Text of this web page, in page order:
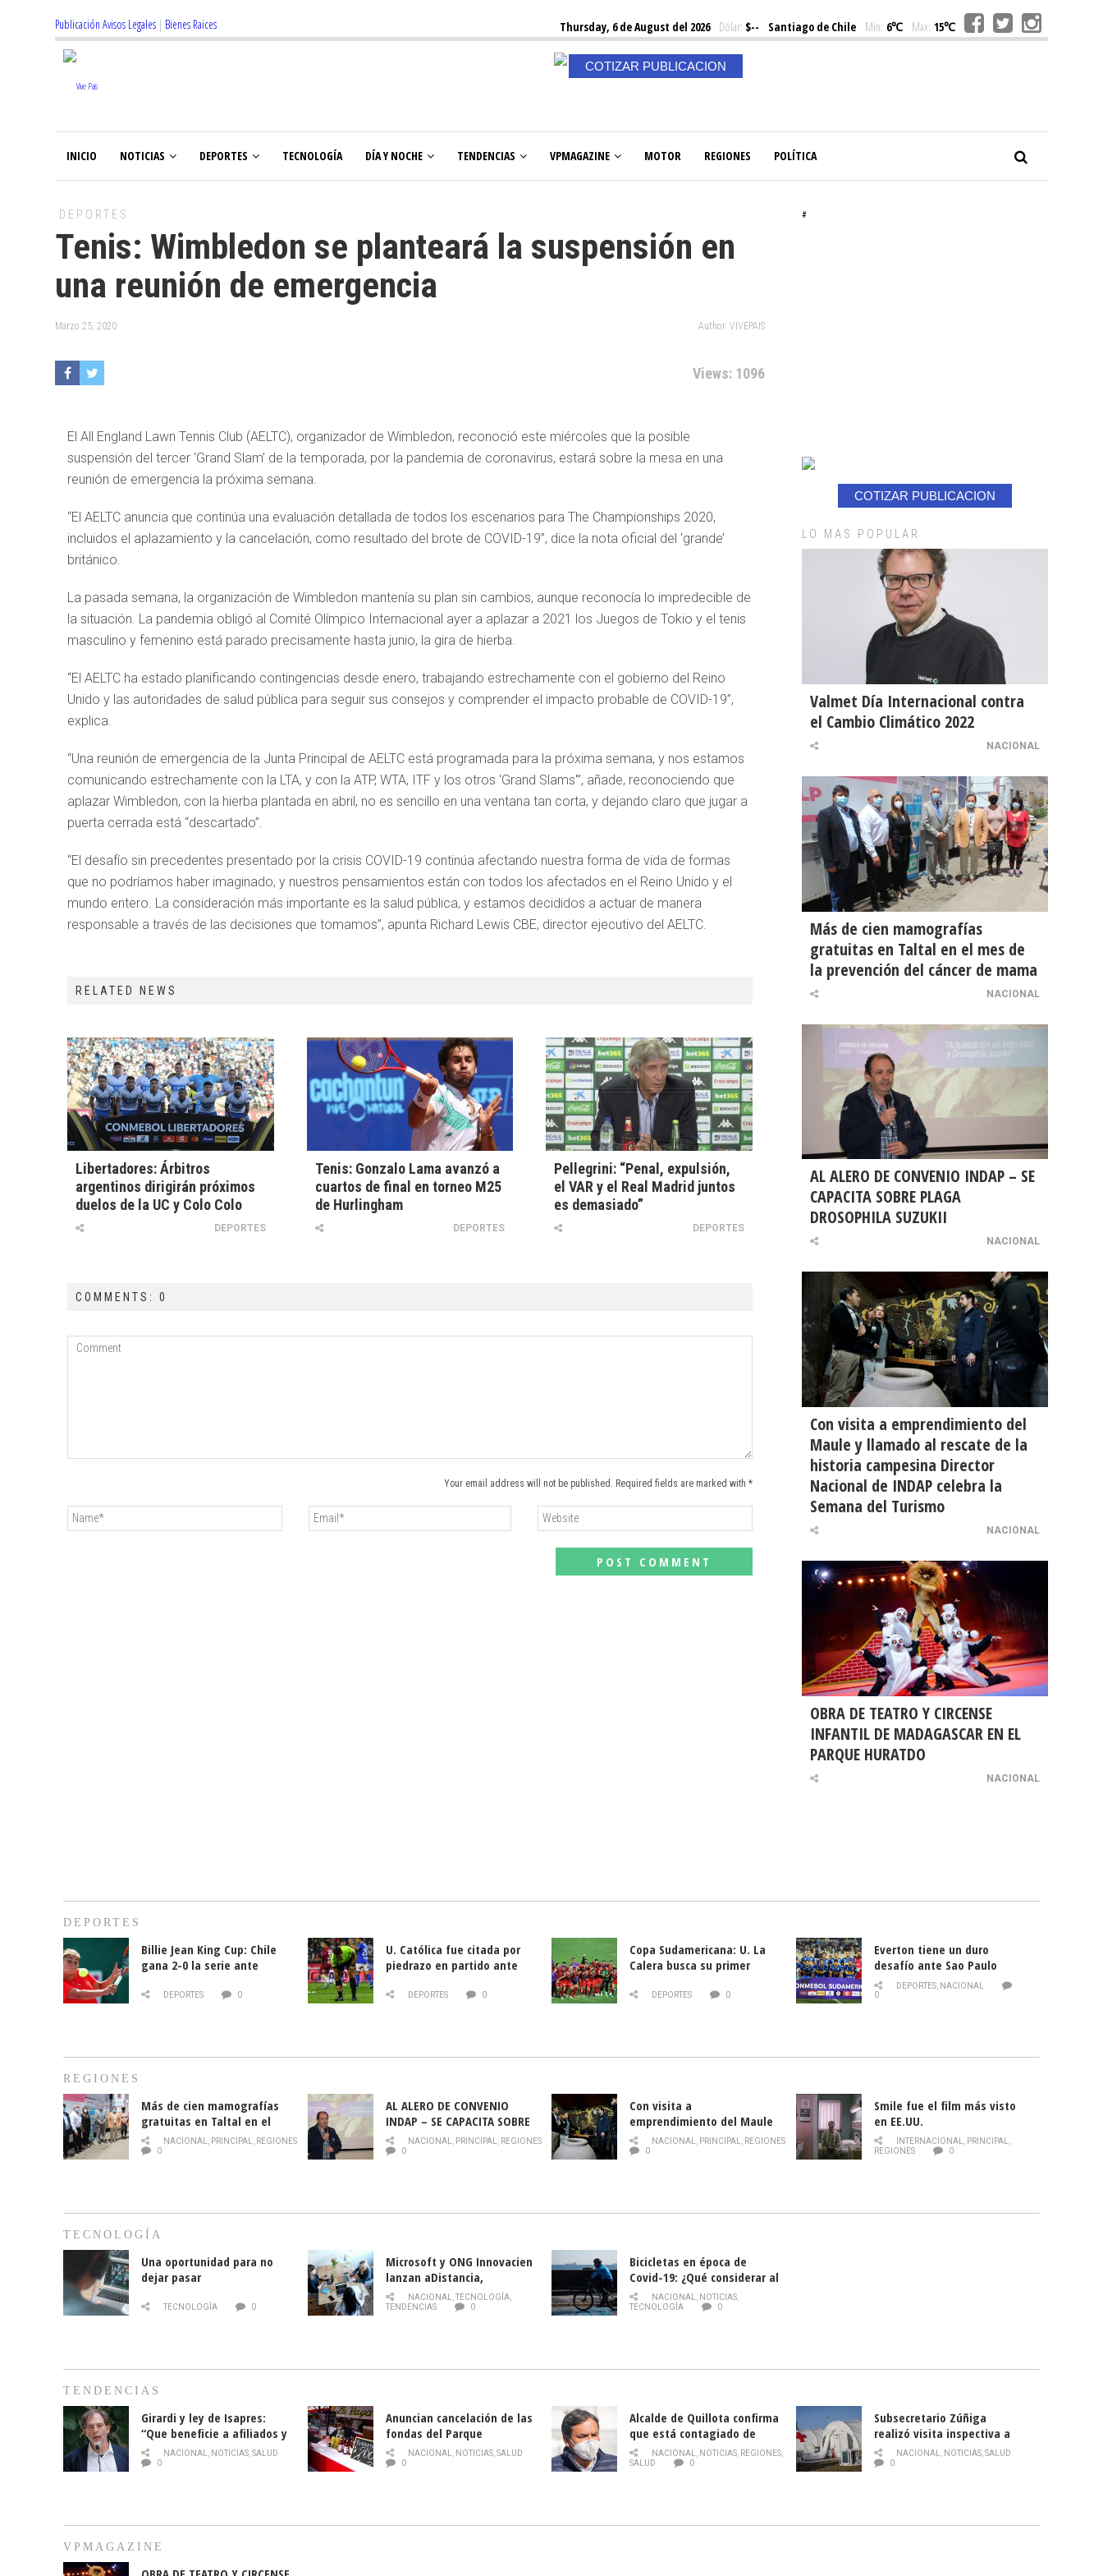
Publicación Avisos Legales | Bienes Raices Thursday, 6 de August del 2026Dólar: $-- Santiago de Chile Min: 6℃ Max: 15℃
COTIZAR PUBLICACION
INICIO NOTICIAS DEPORTES TECNOLOGÍA DÍA Y NOCHE TENDENCIAS VPMAGAZINE MOTOR REGIONES POLÍTICA
DEPORTES
Tenis: Wimbledon se planteará la suspensión en
una reunión de emergencia
Marzo 25, 2020 Author: VIVEPAIS
Views: 1096
El All England Lawn Tennis Club (AELTC), organizador de Wimbledon, reconoció este miércoles que la posible
suspensión del tercer ‘Grand Slam’ de la temporada, por la pandemia de coronavirus, estará sobre la mesa en una
reunión de emergencia la próxima semana.
“El AELTC anuncia que continúa una evaluación detallada de todos los escenarios para The Championships 2020,
incluidos el aplazamiento y la cancelación, como resultado del brote de COVID-19”, dice la nota oficial del ‘grande’
británico.
La pasada semana, la organización de Wimbledon mantenía su plan sin cambios, aunque reconocía lo impredecible de
la situación. La pandemia obligó al Comité Olímpico Internacional ayer a aplazar a 2021 los Juegos de Tokio y el tenis
masculino y femenino está parado precisamente hasta junio, la gira de hierba.
“El AELTC ha estado planificando contingencias desde enero, trabajando estrechamente con el gobierno del Reino
Unido y las autoridades de salud pública para seguir sus consejos y comprender el impacto probable de COVID-19”,
explica.
“Una reunión de emergencia de la Junta Principal de AELTC está programada para la próxima semana, y nos estamos
comunicando estrechamente con la LTA, y con la ATP, WTA, ITF y los otros ‘Grand Slams'”, añade, reconociendo que
aplazar Wimbledon, con la hierba plantada en abril, no es sencillo en una ventana tan corta, y dejando claro que jugar a
puerta cerrada está “descartado”.
“El desafío sin precedentes presentado por la crisis COVID-19 continúa afectando nuestra forma de vida de formas
que no podríamos haber imaginado, y nuestros pensamientos están con todos los afectados en el Reino Unido y el
mundo entero. La consideración más importante es la salud pública, y estamos decididos a actuar de manera
responsable a través de las decisiones que tomamos”, apunta Richard Lewis CBE, director ejecutivo del AELTC.
RELATED NEWS
Libertadores: Árbitros
argentinos dirigirán próximos
duelos de la UC y Colo Colo
DEPORTES
Tenis: Gonzalo Lama avanzó a
cuartos de final en torneo M25
de Hurlingham
DEPORTES
Pellegrini: “Penal, expulsión,
el VAR y el Real Madrid juntos
es demasiado”
DEPORTES
COMMENTS: 0
Your email address will not be published. Required fields are marked with *
#
COTIZAR PUBLICACION
LO MAS POPULAR
Valmet Día Internacional contra
el Cambio Climático 2022
NACIONAL
Más de cien mamografías
gratuitas en Taltal en el mes de
la prevención del cáncer de mama
NACIONAL
AL ALERO DE CONVENIO INDAP – SE
CAPACITA SOBRE PLAGA
DROSOPHILA SUZUKII
NACIONAL
Con visita a emprendimiento del
Maule y llamado al rescate de la
historia campesina Director
Nacional de INDAP celebra la
Semana del Turismo
NACIONAL
OBRA DE TEATRO Y CIRCENSE
INFANTIL DE MADAGASCAR EN EL
PARQUE HURATDO
NACIONAL
DEPORTES
Billie Jean King Cup: Chile
gana 2-0 la serie ante
DEPORTES 0
U. Católica fue citada por
piedrazo en partido ante
DEPORTES 0
Copa Sudamericana: U. La
Calera busca su primer
DEPORTES 0
Everton tiene un duro
desafío ante Sao Paulo
DEPORTES, NACIONAL
0
REGIONES
Más de cien mamografías
gratuitas en Taltal en el
mes de la prevención del
cáncer de mama
NACIONAL PRINCIPAL
REGIONES
0
AL ALERO DE CONVENIO
INDAP – SE CAPACITA SOBRE
PLAGA DROSOPHILA SUZUKII
NACIONAL PRINCIPAL
REGIONES
0
Con visita a
emprendimiento del Maule
y llamado al rescate de la
historia campesina Director
NACIONAL PRINCIPAL
REGIONES
0
Smile fue el film más visto
en EE.UU.
INTERNACIONAL PRINCIPAL
REGIONES
0
TECNOLOGÍA
Una oportunidad para no
dejar pasar
TECNOLOGÍA 0
Microsoft y ONG Innovacien
lanzan aDistancia,
plataforma con cursos
gratuitos online sobre
NACIONAL TECNOLOGÍA,
TENDENCIAS
0
Bicicletas en época de
Covid-19: ¿Qué considerar al
momento de conducirlas?
NACIONAL NOTICIAS
TECNOLOGÍA
0
TENDENCIAS
Girardi y ley de Isapres:
“Que beneficie a afiliados y
no legalice el abuso”
NACIONAL NOTICIAS SALUD
0
Anuncian cancelación de las
fondas del Parque
O’Higgins debido al
coronavirus
NACIONAL NOTICIAS, SALUD
0
Alcalde de Quillota confirma
que está contagiado de
COVID-19
NACIONAL NOTICIAS REGIONES
SALUD
0
Subsecretario Zúñiga
realizó visita inspectiva a
Hospital Modular Sótero del
Río
NACIONAL NOTICIAS, SALUD
0
VPMAGAZINE